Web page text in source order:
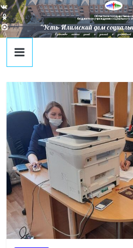
Областное государственное
бюджетное учреждение социального
"Усть-Илимский дом
Единство наших целей и усилий к достойной